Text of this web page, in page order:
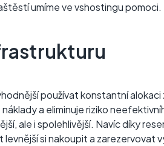
umíme ve vshostingu pomoci.
používat konstantní
a eliminuje riziko
ale i spolehlivější. Navíc díky
si nakoupit a zarezervovat